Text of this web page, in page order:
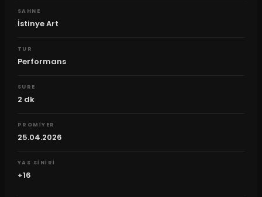
SAHNE
İstinye Art
TUR
Performans
SURE
2 dk
PROMIYER
25.04.2026
YAS SINIRI
+16